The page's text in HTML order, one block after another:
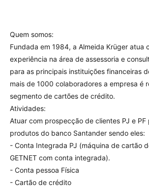
Quem somos:
Fundada em 1984, a Almeida Krüger atua
experiência na área de assessoria e
para as principais instituições financeiras
mais de 1000 colaboradores a empresa é
segmento de cartões de crédito.
Atividades:
Atuar com prospecção de clientes PJ e
produtos do banco Santander sendo eles:
- Conta Integrada PJ (máquina de cartão
GETNET com conta integrada).
- Conta pessoa Física
- Cartão de crédito